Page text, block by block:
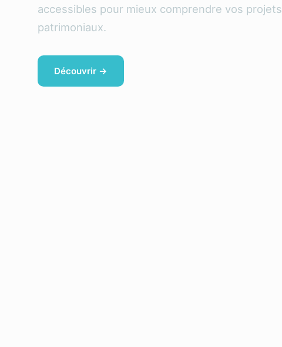
accessibles pour mieux comprendre vos projets
patrimoniaux.
Découvrir →